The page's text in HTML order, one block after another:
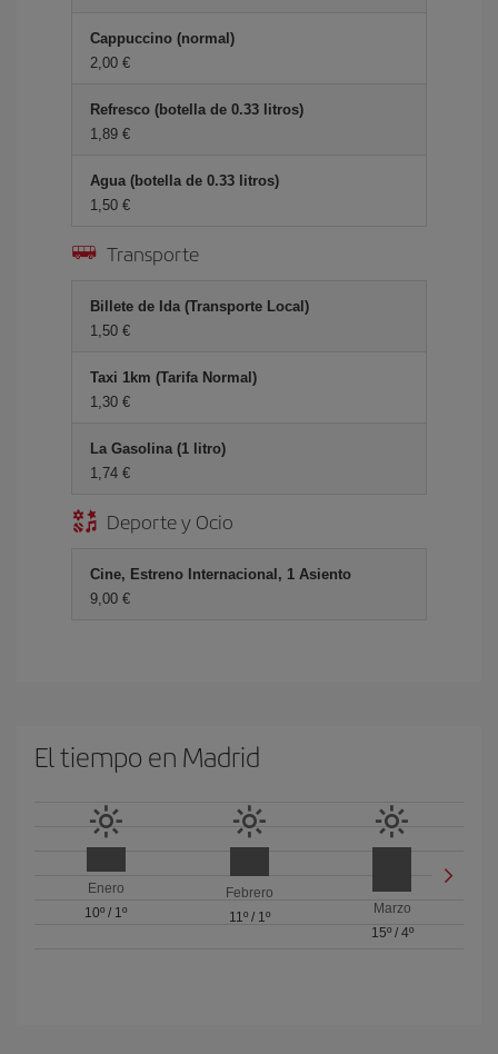
Cappuccino (normal)
2,00
Refresco (botella de 0.33 litros)
1,89
Agua (botella de 0.33 litros)
1,50
Transporte
Billete de Ida (Transporte Local)
1,50
Taxi 1km (Tarifa Normal)
1,30
La Gasolina (1 litro)
1,74
Deporte y Ocio
Cine, Estreno Internacional, 1 Asiento
9,00
El tiempo en Madrid
Enero
10º / 1º
Febrero
11º/ 1º
Marzo
15º/ 4º